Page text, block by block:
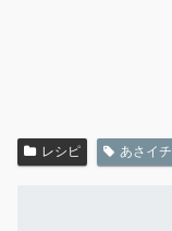
レシピ あさイチ